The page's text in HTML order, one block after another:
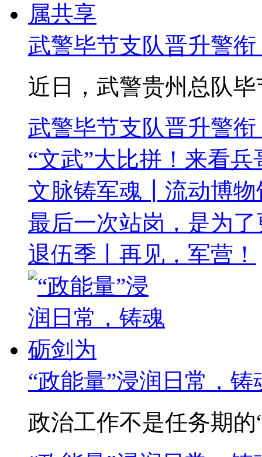
武警毕节支队晋升警
近日，武警贵州总队
武警毕节支队晋升警
“文武”大比拼！来看
文脉铸军魂┃流动博物
最后一次站岗，是为
退伍季丨再见，军营！
“政能量”浸润日常，铸
政治工作不是任务期